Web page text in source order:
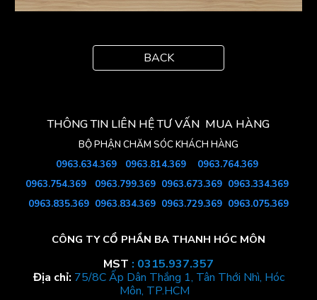
BACK
THÔNG TIN LIÊN HỆ TƯ VẤN MUA HÀNG
BỘ PHẬN CHĂM SÓC KHÁCH HÀNG
0963.634.3690963.814.369 0963.764.369
0963.754.369 0963.799.369 0963.673.369 0963.334.369
0963.835.369 0963.834.369 0963.729.369 0963.075.369
CÔNG TY CỔ PHẦN BA THANH HÓC MÔN
MST : 0315.937.357
Địa chỉ: 75/8C Ấp Dân Thắng 1, Tân Thới Nhì, Hóc
Môn, TP.HCM